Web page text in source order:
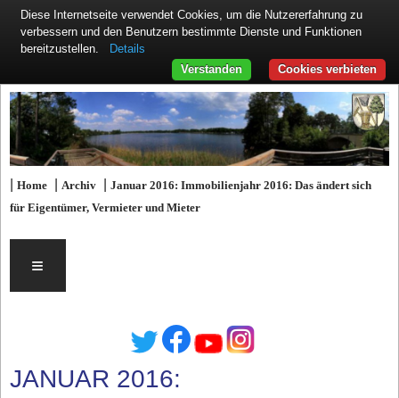
|Home |Archiv |Januar 2016: Immobilienjahr 2016: Das ändert sich
für Eigentümer, Vermieter und Mieter
≡
JANUAR 2016:
Diese Internetseite verwendet Cookies, um die Nutzererfahrung zu
verbessern und den Benutzern bestimmte Dienste und Funktionen
bereitzustellen.
Details
Cookies verbieten
Verstanden